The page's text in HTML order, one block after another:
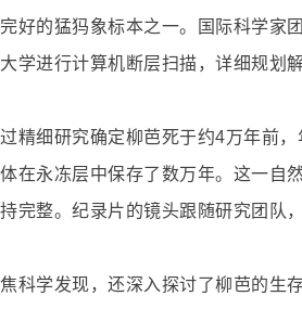
好的猛犸象标本之一。国际科学家
学进行计算机断层扫描，详细规划解
精细研究确定柳芭死于约4万年前
在永冻层中保存了数万年。这一自
完整。纪录片的镜头跟随研究团队
科学发现，还深入探讨了柳芭的生